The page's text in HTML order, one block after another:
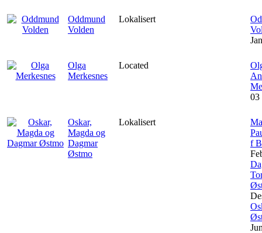
Oddmund
Volden
Lokalisert
Olga
Merkesnes
Located
03
Oskar,
Magda og
Dagmar
Østmo
Lokalisert
f